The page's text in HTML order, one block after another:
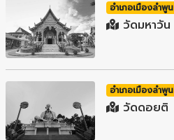
อำเภอเมืองลำพูน
วัดมหาวัน
อำเภอเมืองลำพูน
วัดดอยติ